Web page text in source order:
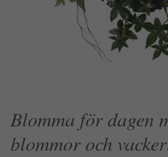
Blomma för dagen
blommor och